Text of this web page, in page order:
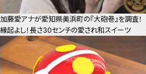
加藤愛アナが愛知県美浜町の『大砲巻』を調査！
縁起よし！長さ30センチの愛され和スイーツ